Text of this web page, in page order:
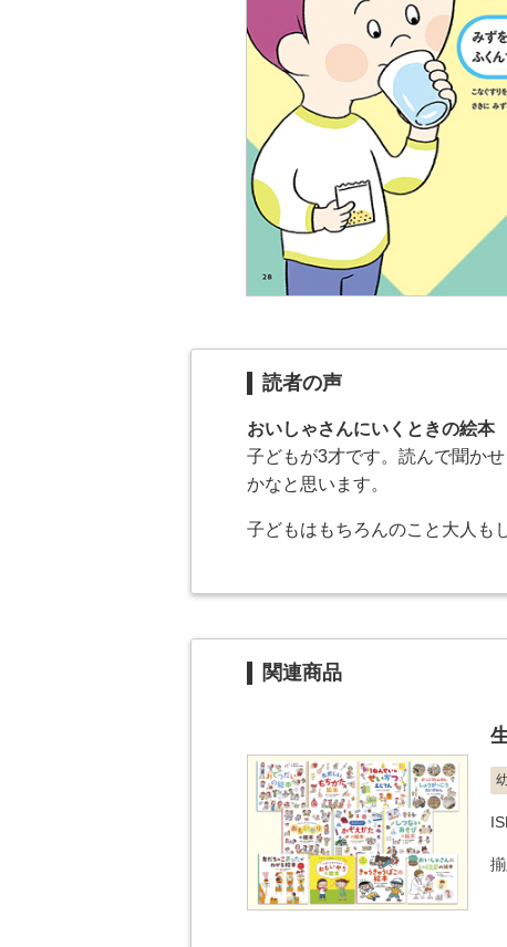
読者の声
おいしゃさんにいくときの絵本
子どもが3才です。読んで聞か
かなと思います。
子どもはもちろんのこと大人も
関連商品